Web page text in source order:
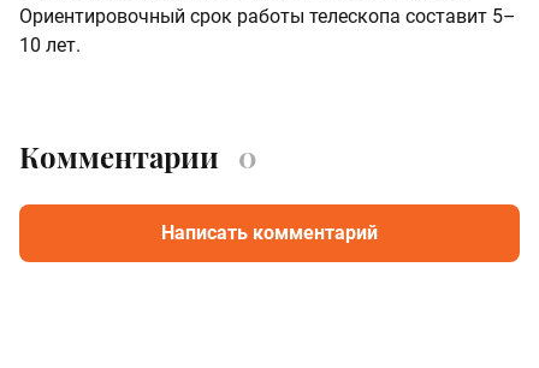
Ориентировочный срок работы телескопа составит 5–
10 лет.
Комментарии 0
Написать комментарий